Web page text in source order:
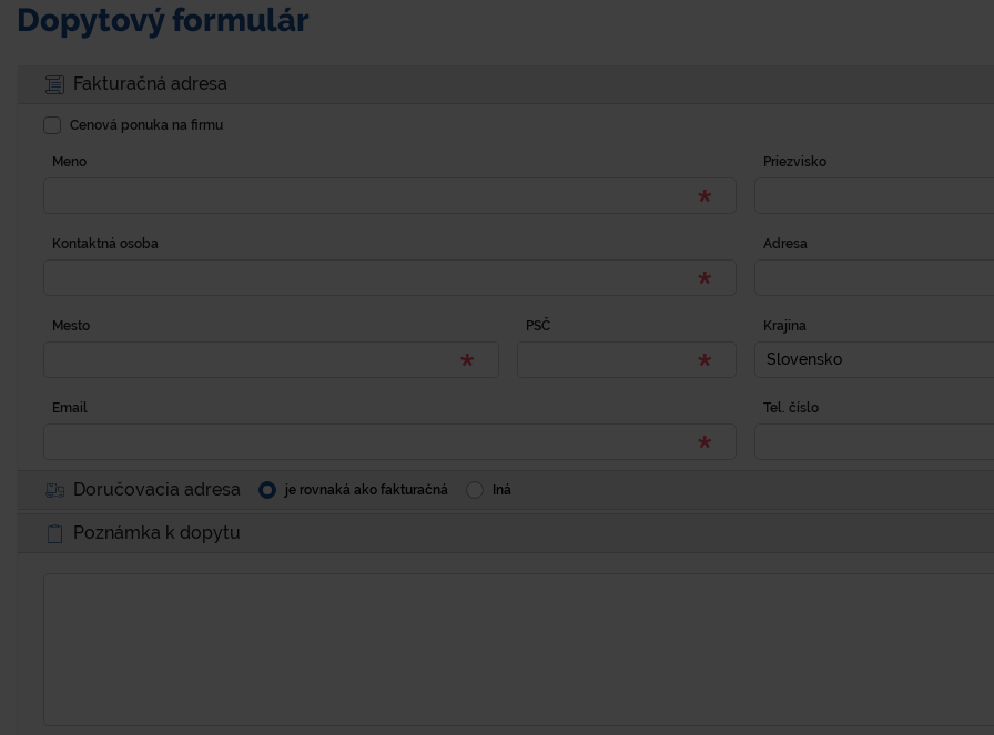
Dopytový formulár
Fakturačná adresa
Cenová ponuka na firmu
Meno Priezvisko
Kontaktná osoba Adresa
Mesto PSČ Krajina
Slovensko
Email Tel. číslo
Doručovacia adresa je rovnaká ako fakturačná Iná
Poznámka k dopytu